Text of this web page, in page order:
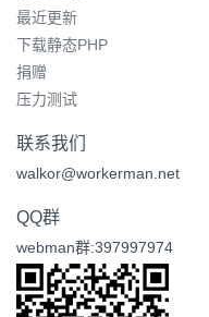
最近更新
下载静态PHP
捐赠
压力测试
联系我们
walkor@workerman.net
QQ群
webman群:397997974